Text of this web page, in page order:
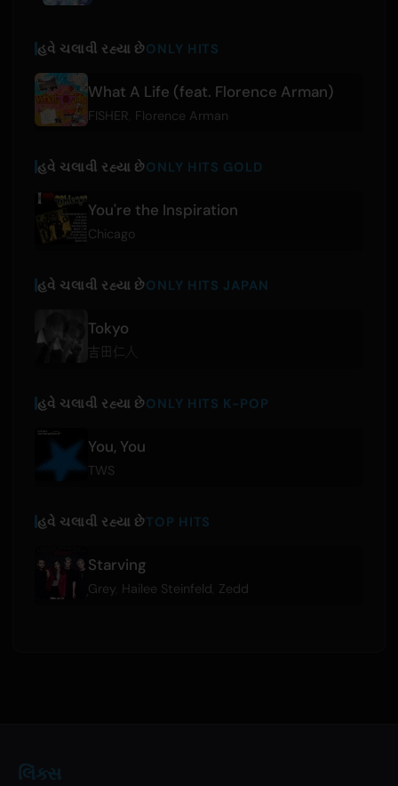
હવે ચલાવી રહ્યા છેONLY HITS
What A Life (feat. Florence Arman)
FISHER Florence Arman
હવે ચલાવી રહ્યા છેONLY HITS GOLD
You're the Inspiration
Chicago
હવે ચલાવી રહ્યા છેONLY HITS JAPAN
Tokyo
吉田仁人
હવે ચલાવી રહ્યા છેONLY HITS K-POP
You, You
TWS
હવે ચલાવી રહ્યા છેTOP HITS
Starving
Grey, Hailee Steinfeld Zedd
લિંક્સ